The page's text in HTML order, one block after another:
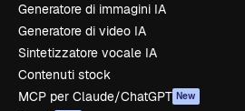
Generatore di immagini IA
Generatore di video IA
Sintetizzatore vocale IA
Contenuti stock
MCP per Claude/ChatGPT New